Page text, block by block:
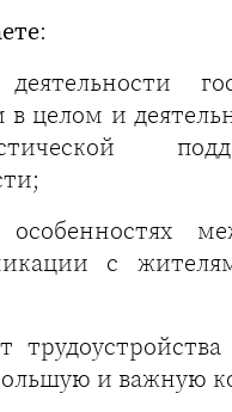
:
в целом и
с
и важную